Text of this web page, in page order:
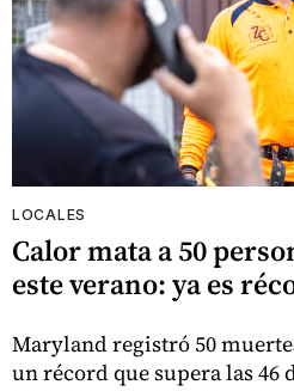
LOCALES
Calor mata a 50
este verano: ya es
Maryland registró 50
un récord que supera las 46